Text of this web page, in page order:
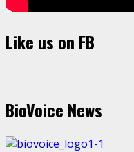
Like us on FB
BioVoice News